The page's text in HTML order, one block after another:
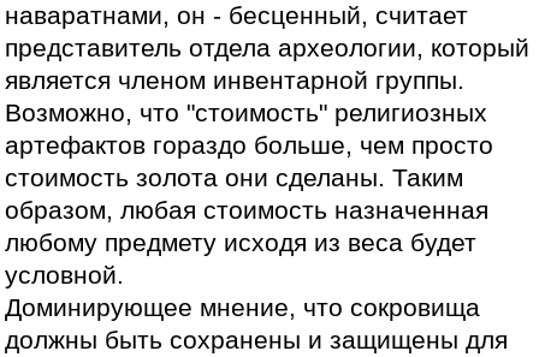
наваратнами, он - бесценный, считает
представитель отдела археологии, который
является членом инвентарной группы.
Возможно, что "стоимость" религиозных
артефактов гораздо больше, чем просто
стоимость золота они сделаны. Таким
образом, любая стоимость назначенная
любому предмету исходя из веса будет
условной.
Доминирующее мнение, что сокровища
должны быть сохранены и защищены для